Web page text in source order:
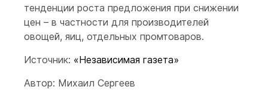
тенденции роста предложения при снижении
цен – в частности для производителей
овощей, яиц, отдельных промтоваров.
Источник: «Независимая газета»
Автор: Михаил Сергеев